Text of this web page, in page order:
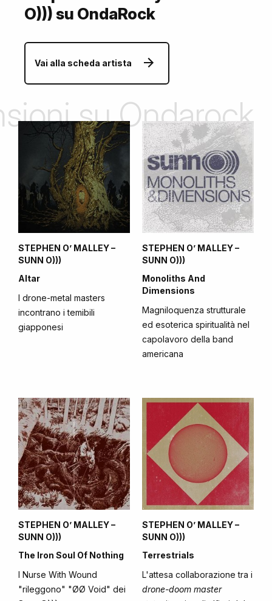
O))) su OndaRock
Vai alla scheda artista
su Ondarock
STEPHEN O’ MALLEY –
SUNN O)))
Altar
I drone-metal masters
incontrano i temibili
giapponesi
STEPHEN O’ MALLEY –
SUNN O)))
Monoliths And
Dimensions
Magniloquenza strutturale
ed esoterica spiritualità nel
capolavoro della band
americana
STEPHEN O’ MALLEY –
SUNN O)))
The Iron Soul Of Nothing
I Nurse With Wound
"rileggono" "ØØ Void" dei
STEPHEN O’ MALLEY –
SUNN O)))
Terrestrials
L'attesa collaborazione tra i
drone-doom master